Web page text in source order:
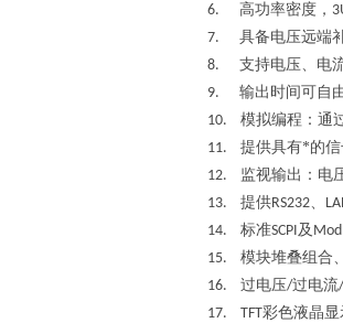
6. 高功率密度，
7. 具备电压远端
8. 支持电压、电
9. 输出时间可自
10. 模拟编程：通
11. 提供具有*的
12. 监视输出：电
13. 提供RS232、
14. 标准SCPI及
15. 模块堆叠组合
16. 过电压/过电流/
17. TFT彩色液晶